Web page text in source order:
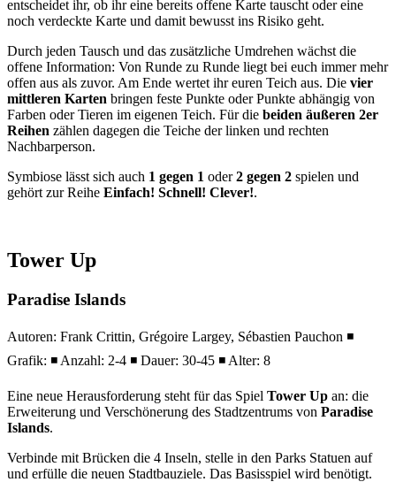
entscheidet ihr, ob ihr eine bereits offene Karte tauscht oder eine
noch verdeckte Karte und damit bewusst ins Risiko geht.
Durch jeden Tausch und das zusätzliche Umdrehen wächst die
offene Information: Von Runde zu Runde liegt bei euch immer mehr
offen aus als zuvor. Am Ende wertet ihr euren Teich aus. Die vier
mittleren Karten bringen feste Punkte oder Punkte abhängig von
Farben oder Tieren im eigenen Teich. Für die beiden äußeren 2er
Reihen zählen dagegen die Teiche der linken und rechten
Nachbarperson.
Symbiose lässt sich auch 1 gegen 1 oder2 gegen 2 spielen und
gehört zur Reihe Einfach! Schnell! Clever!.
Tower Up
Paradise Islands
Autoren: Frank Crittin, Grégoire Largey, Sébastien Pauchon ◾
Grafik: ◾ Anzahl: 2-4 ◾ Dauer: 30-45 ◾ Alter: 8
Eine neue Herausforderung steht für das Spiel Tower Up an: die
Erweiterung und Verschönerung des Stadtzentrums von Paradise
Islands.
Verbinde mit Brücken die 4 Inseln, stelle in den Parks Statuen auf
und erfülle die neuen Stadtbauziele. Das Basisspiel wird benötigt.